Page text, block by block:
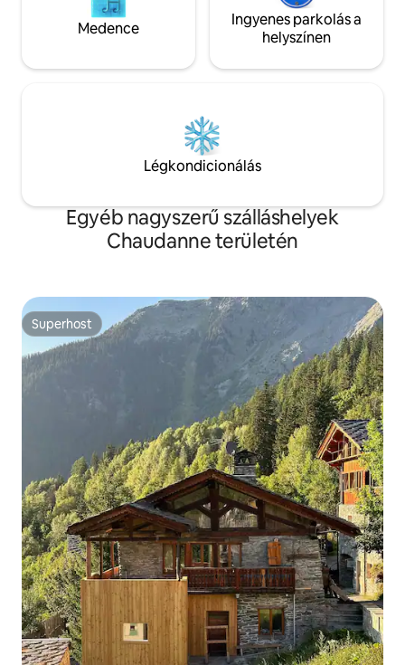
Medence
Ingyenes parkolás a
helyszínen
Légkondicionálás
Egyéb nagyszerű szálláshelyek
Chaudanne területén
Superhost
Superhost